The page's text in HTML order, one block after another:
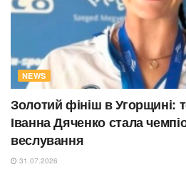
NEWS
Золотий фініш в Угорщині:
Іванна Дяченко стала
веслування
31.07.2026